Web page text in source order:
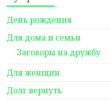
День рождения
Для дома и семьи
Заговоры на дружбу
Для женщин
Долг вернуть